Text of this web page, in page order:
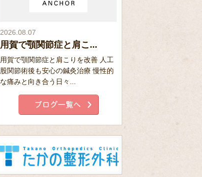
2026.08.07
用賀で顎関節症と肩こ...
用賀で顎関節症と肩こりを改善 人工
股関節術後も安心の鍼灸治療 慢性的
な痛みと向き合う日々...